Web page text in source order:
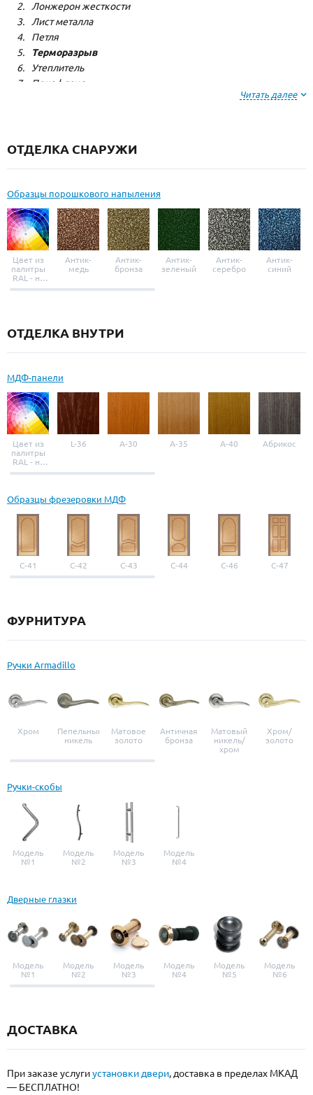
Лонжерон жесткости
Лист металла
Петля
Терморазрыв
Утеплитель
Пенофлекс
Резиновый уплотнитель
Читать далее
ОТДЕЛКА СНАРУЖИ
Образцы порошкового напыления
Цвет из
палитры
RAL - на
выбор
Антик-
медь
Антик-
бронза
Антик-
зеленый
Антик-
серебро
Антик-
синий
ОТДЕЛКА ВНУТРИ
МДФ-панели
Цвет из
палитры
RAL - на
выбор
L-36 A-30 A-35 A-40 Абрикос
Образцы фрезеровки МДФ
С-41 С-42 С-43 С-44 С-46 С-47
ФУРНИТУРА
Ручки Armadillo
Хром
Пепельный
никель
Матовое
золото
Античная
бронза
Матовый
никель/
хром
Хром/
золото
Ручки-скобы
Модель
№1
Модель
№2
Модель
№3
Модель
№4
Дверные глазки
Модель
№1
Модель
№2
Модель
№3
Модель
№4
Модель
№5
Модель
№6
ДОСТАВКА
При заказе услугиустановки двери, доставка в пределах МКАД
— БЕСПЛАТНО!